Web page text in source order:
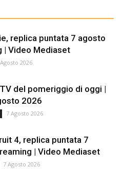
replica puntata 7 agosto
| Video Mediaset
2026
del pomeriggio di oggi |
2026
7 Agosto 2026
4, replica puntata 7
| Video Mediaset
7 Agosto 2026